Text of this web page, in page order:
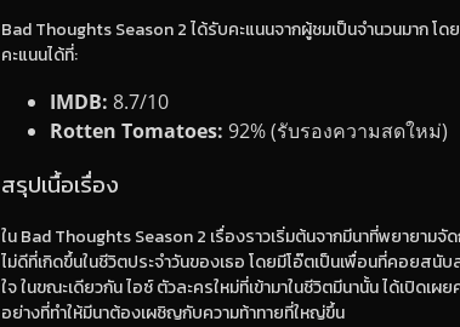
Bad Thoughts Season 2 ได้รับคะแนนจากผู้ชมเป็นจำนวนมาก โด
คะแนนได้ที่:
IMDB: 8.7/10
Rotten Tomatoes: 92% (รับรองความสดใหม่)
สรุปเนื้อเรื่อง
ใน Bad Thoughts Season 2 เรื่องราวเริ่มต้นจากมีนาที่พยายามจั
ไม่ดีที่เกิดขึ้นในชีวิตประจำวันของเธอ โดยมีโอ๊ตเป็นเพื่อนที่คอยสนับ
ใจ ในขณะเดียวกัน ไอซ์ ตัวละครใหม่ที่เข้ามาในชีวิตมีนานั้น ได้เปิดเผ
อย่างที่ทำให้มีนาต้องเผชิญกับความท้าทายที่ใหญ่ขึ้น